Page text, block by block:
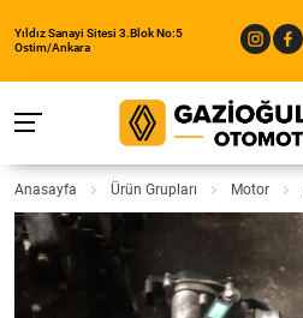
Yıldız Sanayi Sitesi 3.Blok No:5
Ostim/Ankara
Anasayfa Ürün Grupları Motor